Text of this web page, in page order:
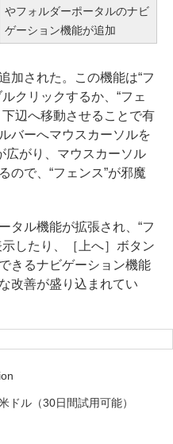
やフォルダーポータルのナビ
ゲーション機能が追加
加された。この機能は“フ
クリックするか、“フェ
辺へ移動させることで有
バーへマウスカーソルを
広がり、マウスカーソル
ので、“フェンス”が邪魔
タル機能が拡張され、“フ
したり、［上へ］ボタン
きるナビゲーション機能
改善が盛り込まれてい
ドル（30日間試用可能）